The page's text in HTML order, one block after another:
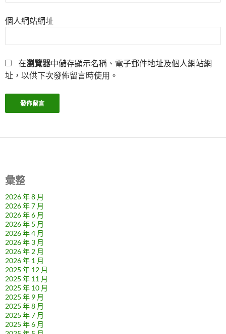
個人網站網址
在瀏覽器中儲存顯示名稱、電子郵件地址及個人網站網
址，以供下次發佈留言時使用。
彙整
2026 年 8 月
2026 年 7 月
2026 年 6 月
2026 年 5 月
2026 年 4 月
2026 年 3 月
2026 年 2 月
2026 年 1 月
2025 年 12 月
2025 年 11 月
2025 年 10 月
2025 年 9 月
2025 年 8 月
2025 年 7 月
2025 年 6 月